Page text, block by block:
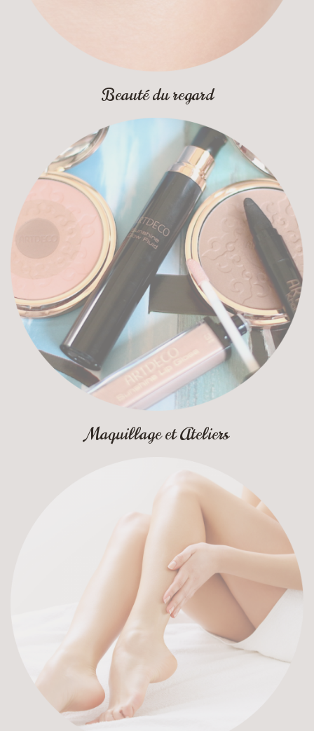
Beauté du regard
Maquillage et Ateliers